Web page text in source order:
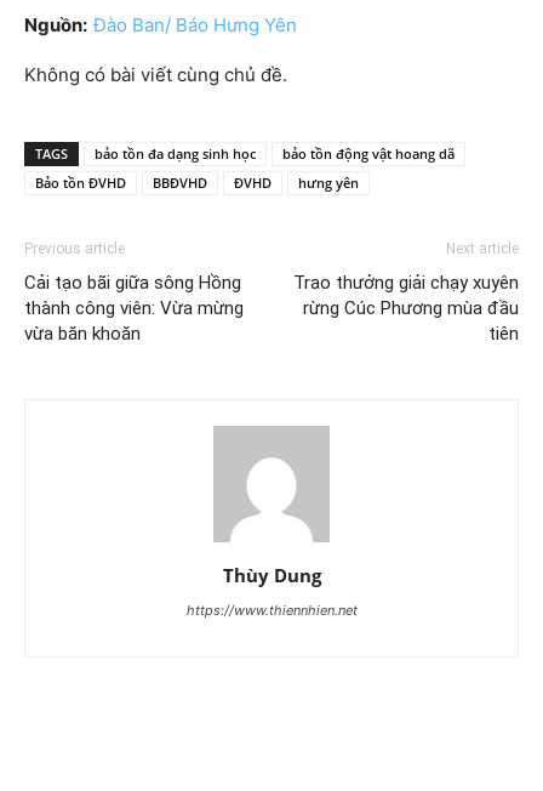
Nguồn: Đào Ban/ Báo Hưng Yên
Không có bài viết cùng chủ đề.
TAGS bảo tồn đa dạng sinh học
bảo tồn động vật hoang dã
Bảo tồn ĐVHD
BBĐVHD ĐVHD hưng yên
Previous article
Cải tạo bãi giữa sông Hồng
thành công viên: Vừa mừng
vừa băn khoăn
Next article
Trao thưởng giải chạy xuyên
rừng Cúc Phương mùa đầu
tiên
Thùy Dung
https://www.thiennhien.net